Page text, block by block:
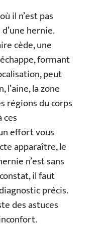
il n’est pas
hernie.
cède, une
formant
peut
l’aine, la zone
régions du corps
effort vous
apparaître, le
n’est sans
il faut
précis.
des astuces